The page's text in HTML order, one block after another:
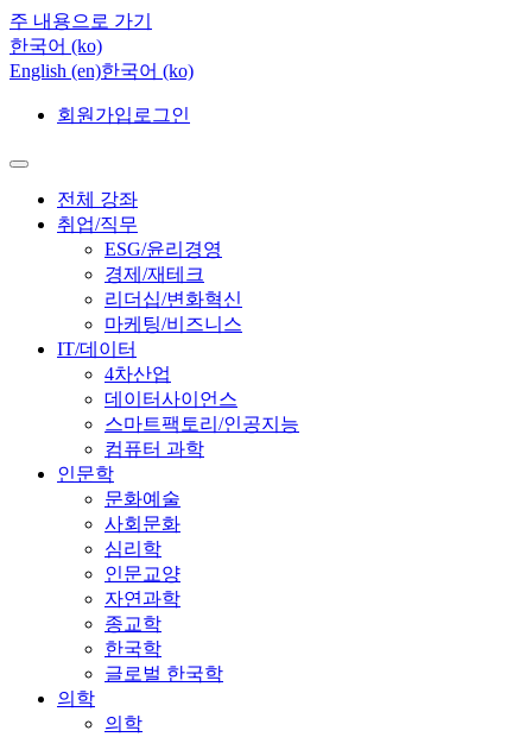
주 내용으로 가기
한국어 ‎(ko)‎
English ‎(en)‎한국어 ‎(ko)‎
회원가입 로그인
전체 강좌
취업/직무
ESG/윤리경영
경제/재테크
리더십/변화혁신
마케팅/비즈니스
IT/데이터
4차산업
데이터사이언스
스마트팩토리/인공지능
컴퓨터 과학
인문학
문화예술
사회문화
심리학
인문교양
자연과학
종교학
한국학
글로벌 한국학
의학
의학